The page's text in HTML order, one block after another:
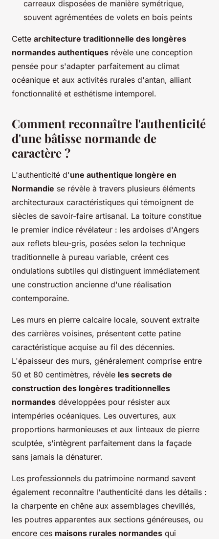
carreaux disposées de manière symétrique,
souvent agrémentées de volets en bois peints
Cette architecture traditionnelle des longères
normandes authentiques révèle une conception
pensée pour s'adapter parfaitement au climat
océanique et aux activités rurales d'antan, alliant
fonctionnalité et esthétisme intemporel.
Comment reconnaître l'authenticité
d'une bâtisse normande de
caractère ?
L'authenticité d'une authentique longère en
Normandie se révèle à travers plusieurs éléments
architecturaux caractéristiques qui témoignent de
siècles de savoir-faire artisanal. La toiture constitue
le premier indice révélateur : les ardoises d'Angers
aux reflets bleu-gris, posées selon la technique
traditionnelle à pureau variable, créent ces
ondulations subtiles qui distinguent immédiatement
une construction ancienne d'une réalisation
contemporaine.
Les murs en pierre calcaire locale, souvent extraite
des carrières voisines, présentent cette patine
caractéristique acquise au fil des décennies.
L'épaisseur des murs, généralement comprise entre
50 et 80 centimètres, révèle les secrets de
construction des longères traditionnelles
normandes développées pour résister aux
intempéries océaniques. Les ouvertures, aux
proportions harmonieuses et aux linteaux de pierre
sculptée, s'intègrent parfaitement dans la façade
sans jamais la dénaturer.
Les professionnels du patrimoine normand savent
également reconnaître l'authenticité dans les détails :
la charpente en chêne aux assemblages chevillés,
les poutres apparentes aux sections généreuses, ou
encore ces maisons rurales normandes qui